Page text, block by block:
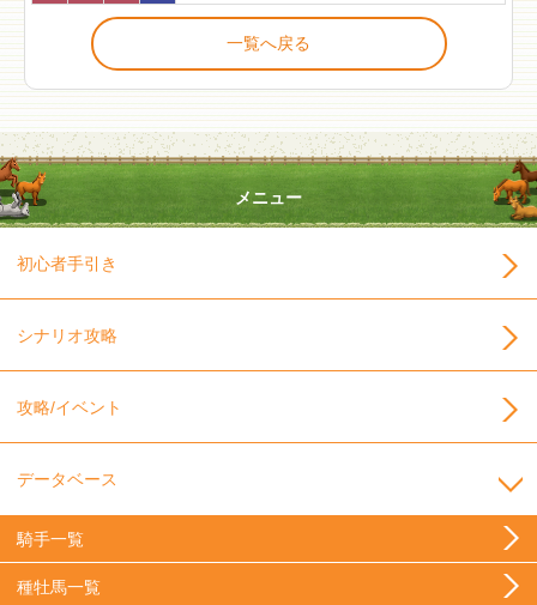
一覧へ戻る
メニュー
初心者手引き
シナリオ攻略
攻略/イベント
データベース
騎手一覧
種牡馬一覧